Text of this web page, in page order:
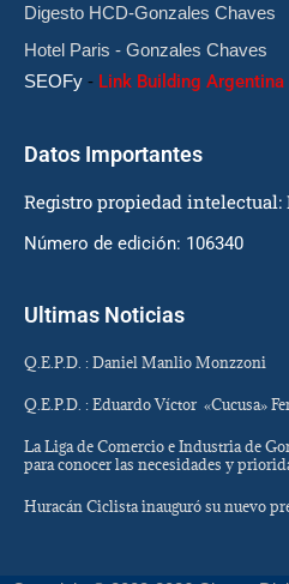
Digesto HCD-Gonzales Chaves
Hotel Paris - Gonzales Chaves
SEOFy - Link Building Argentina
Datos Importantes
Registro propiedad
Número de edición: 106340
Ultimas Noticias
Q.E.P.D. : Daniel Manlio Monzzoni
Q.E.P.D. : Eduardo Víctor «Cucusa»
La Liga de Comercio e Industria de
para conocer las necesidades y
Huracán Ciclista inauguró su nuevo